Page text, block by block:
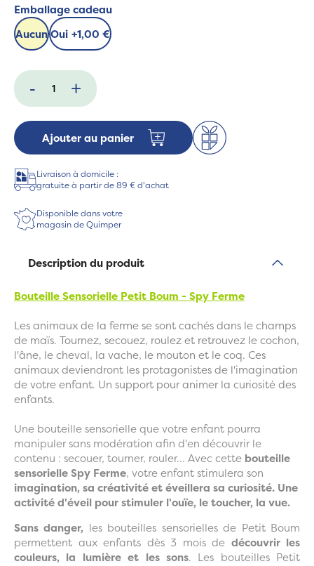
Emballage cadeau
AucunOui +1,00 €
- +
Ajouter au panier
Livraison à domicile :
gratuite à partir de 89 € d'achat
Disponible dans votre
magasin de Quimper
Description du produit
Bouteille Sensorielle Petit Boum - Spy Ferme
Les animaux de la ferme se sont cachés dans le champs
de maïs. Tournez, secouez, roulez et retrouvez le cochon,
l'âne, le cheval, la vache, le mouton et le coq. Ces
animaux deviendront les protagonistes de l'imagination
de votre enfant. Un support pour animer la curiosité des
enfants.
Une bouteille sensorielle que votre enfant pourra
manipuler sans modération afin d'en découvrir le
contenu : secouer, tourner, rouler... Avec cette bouteille
sensorielle Spy Ferme, votre enfant stimulera son
imagination, sa créativité et éveillera sa curiosité. Une
activité d'éveil pour stimuler l'ouïe, le toucher, la vue.
Sans danger, les bouteilles sensorielles de Petit Boum
permettent aux enfants dès 3 mois de découvrir les
couleurs, la lumière et les sons. Les bouteilles Petit